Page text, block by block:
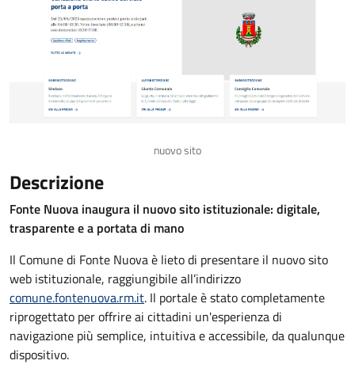
nuovo sito
Descrizione
Fonte Nuova inaugura il nuovo sito istituzionale: digitale,
trasparente e a portata di mano
Il Comune di Fonte Nuova è lieto di presentare il nuovo sito
web istituzionale, raggiungibile all’indirizzo
comune.fontenuova.rm.it. Il portale è stato completamente
riprogettato per offrire ai cittadini un'esperienza di
navigazione più semplice, intuitiva e accessibile, da qualunque
dispositivo.